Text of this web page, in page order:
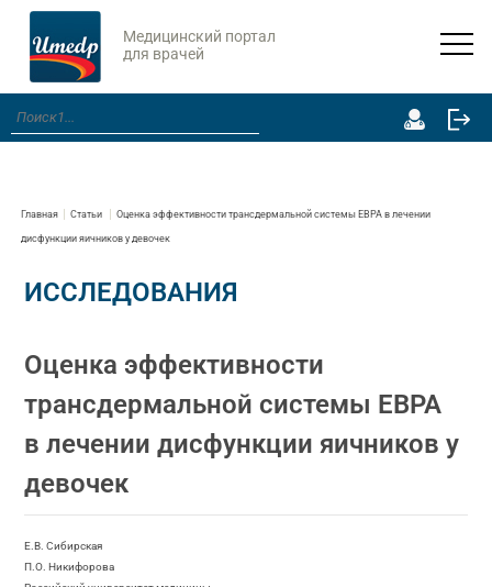
Медицинский портал
для врачей
Главная Статьи Оценка эффективности трансдермальной системы ЕВРА в лечении
дисфункции яичников у девочек
ИССЛЕДОВАНИЯ
Оценка эффективности
трансдермальной системы ЕВРА
в лечении дисфункции яичников у
девочек
Е.В. Сибирская
П.О. Никифорова